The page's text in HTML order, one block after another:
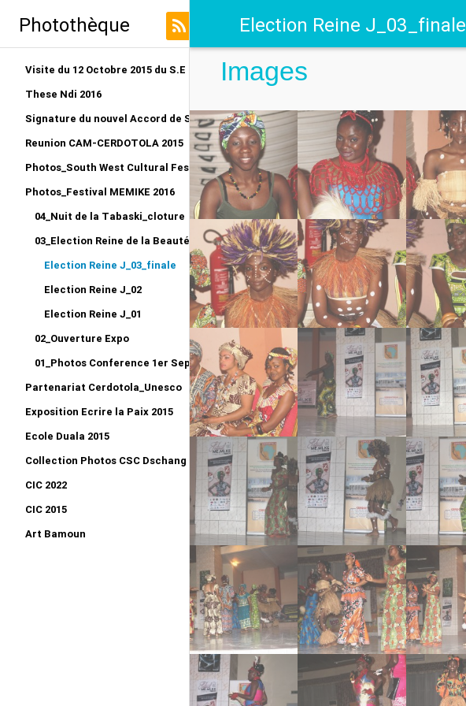
Photothèque
Visite du 12 Octobre 2015 du S.E au LRO
These Ndi 2016
Signature du nouvel Accord de Siège CERDOTOLA
Reunion CAM-CERDOTOLA 2015
Photos_South West Cultural Festival_Kumba 2015
Photos_Festival MEMIKE 2016
04_Nuit de la Tabaski_cloture
03_Election Reine de la Beauté traditionnelle
Election Reine J_03_finale
Election Reine J_02
Election Reine J_01
02_Ouverture Expo
01_Photos Conference 1er Sept2016
Partenariat Cerdotola_Unesco
Exposition Ecrire la Paix 2015
Ecole Duala 2015
Collection Photos CSC Dschang 2015
CIC 2022
CIC 2015
Art Bamoun
Election Reine J_03_finale
Images